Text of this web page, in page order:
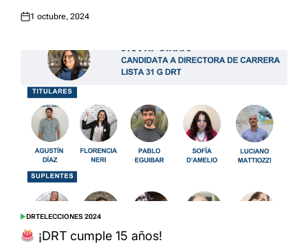
Posted
1 octubre, 2024
POSTED
IN
DRTELECCIONES 2024
¡DRT cumple 15 años!